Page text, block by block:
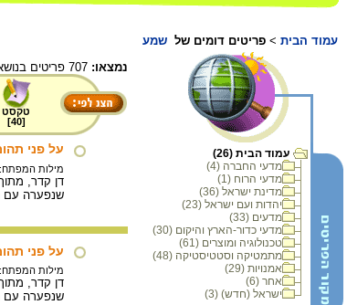
עמוד הבית > פריטים דומים של שמע
עמוד הבית (26)
מדעי החברה (4)
מדעי הרוח (1)
מדינת ישראל (36)
יהדות ועם ישראל (23)
מדעים (33)
מדעי כדור-הארץ והיקום (30)
טכנולוגיה ומוצרים (61)
מתמטיקה וסטטיסטיקה (48)
אמנויות (29)
אחר (6)
ישראל (חדש) (3)
נמצאו:
טקסט
[
40
]
על פני תהום
מילות המפתח:
שנפערה עם
על פני תהום
מילות המפתח:
שנפערה עם